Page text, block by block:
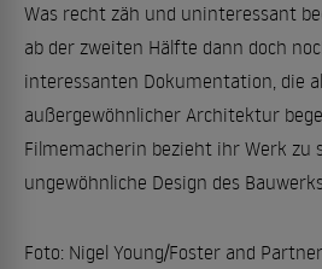
Was recht zäh und uninteressant
ab der zweiten Hälfte dann doch
interessanten Dokumentation, die
außergewöhnlicher Architektur
Filmemacherin bezieht ihr Werk zu
ungewöhnliche Design des
Foto: Nigel Young/Foster and